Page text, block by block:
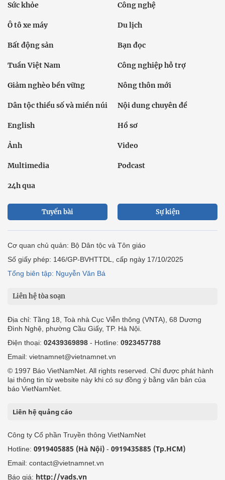
Sức khỏe Công nghệ
Ô tô xe máy Du lịch
Bất động sản Bạn đọc
Tuần Việt Nam Công nghiệp hỗ trợ
Giảm nghèo bền vững Nông thôn mới
Dân tộc thiểu số và miền núi Nội dung chuyên đề
English Hồ sơ
Ảnh Video
Multimedia Podcast
24h qua
Tuyến bài Sự kiện
Cơ quan chủ quản: Bộ Dân tộc và Tôn giáo
Số giấy phép: 146/GP-BVHTTDL, cấp ngày 17/10/2025
Tổng biên tập: Nguyễn Văn Bá
Liên hệ tòa soạn
Địa chỉ: Tầng 18, Toà nhà Cục Viễn thông (VNTA), 68 Dương
Đình Nghệ, phường Cầu Giấy, TP. Hà Nội.
Điện thoại: 02439369898 - Hotline: 0923457788
Email: vietnamnet@vietnamnet.vn
© 1997 Báo VietNamNet. All rights reserved. Chỉ được phát hành
lại thông tin từ website này khi có sự đồng ý bằng văn bản của
báo VietNamNet.
Liên hệ quảng cáo
Công ty Cổ phần Truyền thông VietNamNet
Hotline: 0919405885 (Hà Nội) - 0919435885 (Tp.HCM)
Email: contact@vietnamnet.vn
Báo giá: http://vads.vn